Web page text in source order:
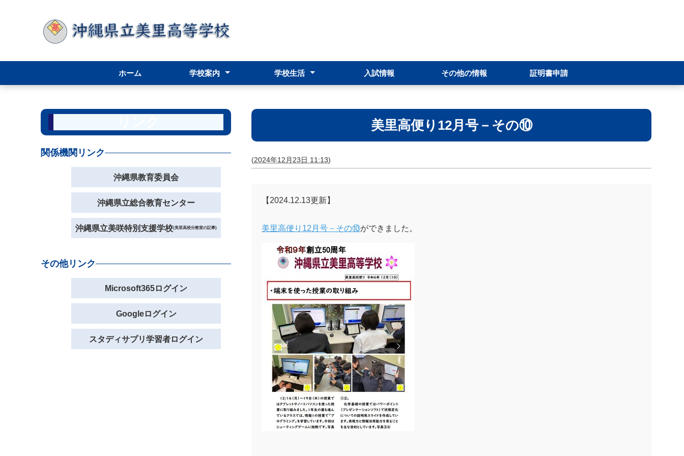
ホーム 学校案内 学校生活 入試情報 その他の情報 証明書申請
美里高便り12月号－その⑩
(2024年12月23日 11:13)
【2024.12.13更新】
美里高便り12月号－その⑩ができました。
関係機関リンク
沖縄県教育委員会
沖縄県立総合教育センター
沖縄県立美咲特別支援学校(美里高校分教室の記事)
その他リンク
Microsoft365ログイン
Googleログイン
スタディサプリ学習者ログイン